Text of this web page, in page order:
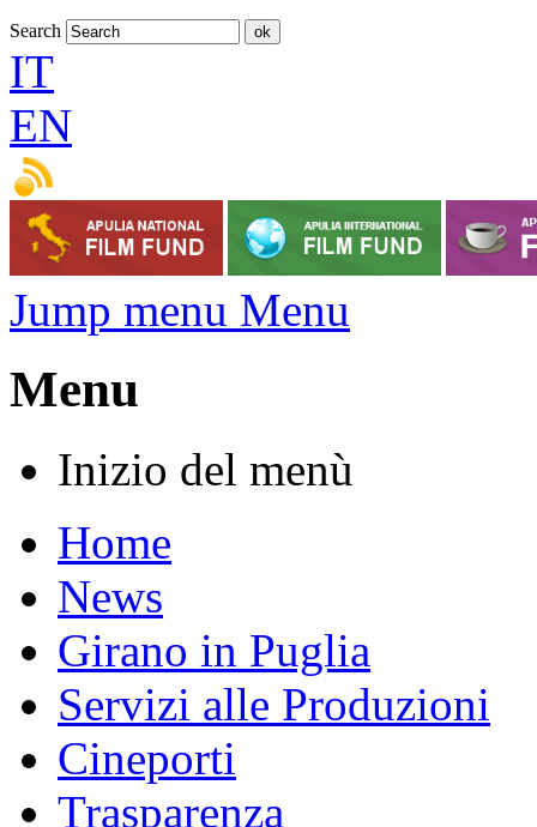
Search
IT
EN
Jump menu Menu
Menu
Inizio del menù
Home
News
Girano in Puglia
Servizi alle Produzioni
Cineporti
Trasparenza